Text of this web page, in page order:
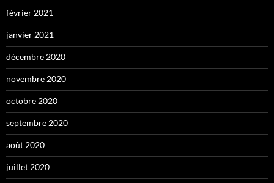
février 2021
janvier 2021
décembre 2020
novembre 2020
octobre 2020
septembre 2020
août 2020
juillet 2020